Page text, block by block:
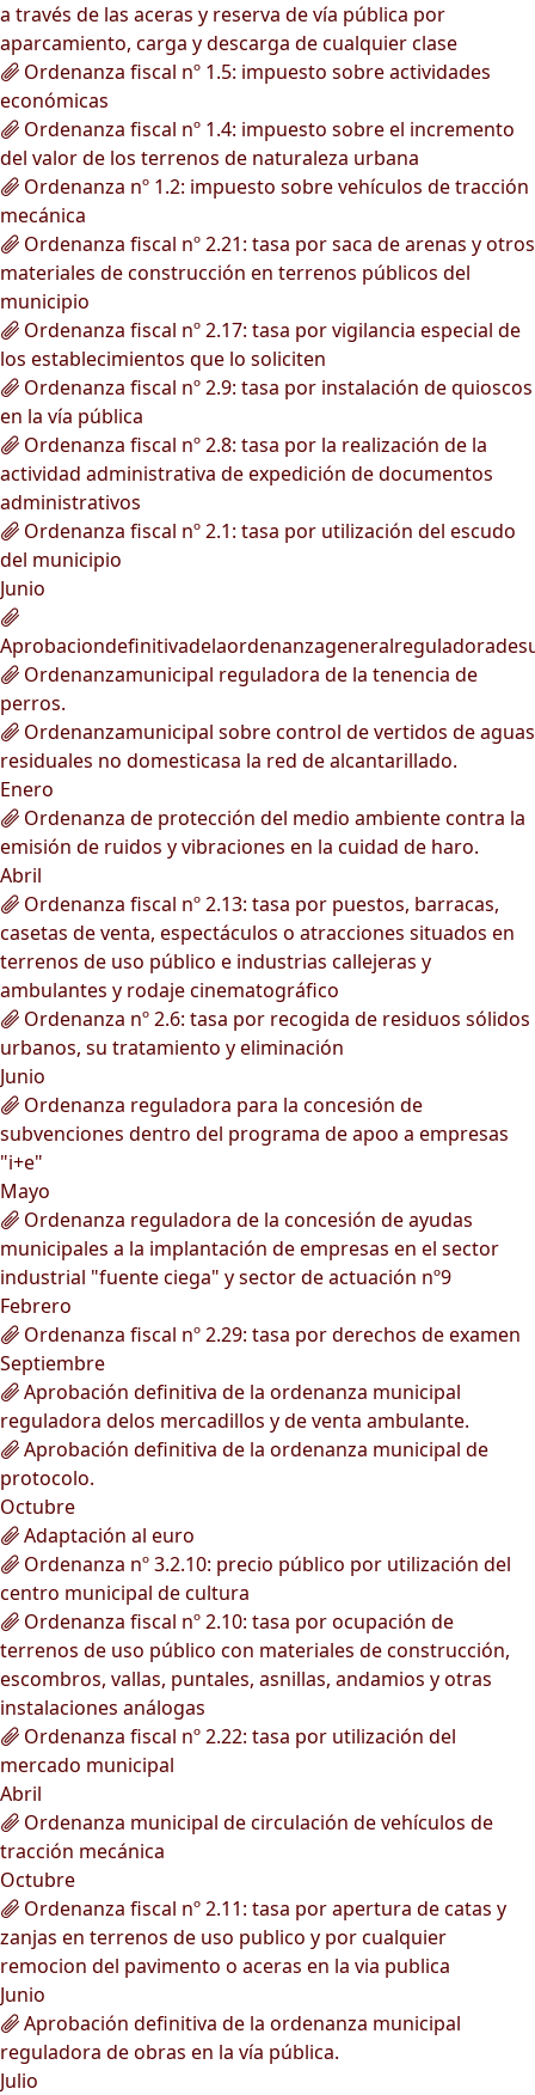
a través de las aceras y reserva de vía pública por
aparcamiento, carga y descarga de cualquier clase
Ordenanza fiscal nº 1.5: impuesto sobre actividades
económicas
Ordenanza fiscal nº 1.4: impuesto sobre el incremento
del valor de los terrenos de naturaleza urbana
Ordenanza nº 1.2: impuesto sobre vehículos de tracción
mecánica
Ordenanza fiscal nº 2.21: tasa por saca de arenas y otros
materiales de construcción en terrenos públicos del
municipio
Ordenanza fiscal nº 2.17: tasa por vigilancia especial de
los establecimientos que lo soliciten
Ordenanza fiscal nº 2.9: tasa por instalación de quioscos
en la vía pública
Ordenanza fiscal nº 2.8: tasa por la realización de la
actividad administrativa de expedición de documentos
administrativos
Ordenanza fiscal nº 2.1: tasa por utilización del escudo
del municipio
Junio
Ordenanzamunicipal reguladora de la tenencia de
perros.
Ordenanzamunicipal sobre control de vertidos de aguas
residuales no domesticasa la red de alcantarillado.
Enero
Ordenanza de protección del medio ambiente contra la
emisión de ruidos y vibraciones en la cuidad de haro.
Abril
Ordenanza fiscal nº 2.13: tasa por puestos, barracas,
casetas de venta, espectáculos o atracciones situados en
terrenos de uso público e industrias callejeras y
ambulantes y rodaje cinematográfico
Ordenanza nº 2.6: tasa por recogida de residuos sólidos
urbanos, su tratamiento y eliminación
Junio
Ordenanza reguladora para la concesión de
subvenciones dentro del programa de apoo a empresas
"i+e"
Mayo
Ordenanza reguladora de la concesión de ayudas
municipales a la implantación de empresas en el sector
industrial "fuente ciega" y sector de actuación nº9
Febrero
Ordenanza fiscal nº 2.29: tasa por derechos de examen
Septiembre
Aprobación definitiva de la ordenanza municipal
reguladora delos mercadillos y de venta ambulante.
Aprobación definitiva de la ordenanza municipal de
protocolo.
Octubre
Adaptación al euro
Ordenanza nº 3.2.10: precio público por utilización del
centro municipal de cultura
Ordenanza fiscal nº 2.10: tasa por ocupación de
terrenos de uso público con materiales de construcción,
escombros, vallas, puntales, asnillas, andamios y otras
instalaciones análogas
Ordenanza fiscal nº 2.22: tasa por utilización del
mercado municipal
Abril
Ordenanza municipal de circulación de vehículos de
tracción mecánica
Octubre
Ordenanza fiscal nº 2.11: tasa por apertura de catas y
zanjas en terrenos de uso publico y por cualquier
remocion del pavimento o aceras en la via publica
Junio
Aprobación definitiva de la ordenanza municipal
reguladora de obras en la vía pública.
Julio